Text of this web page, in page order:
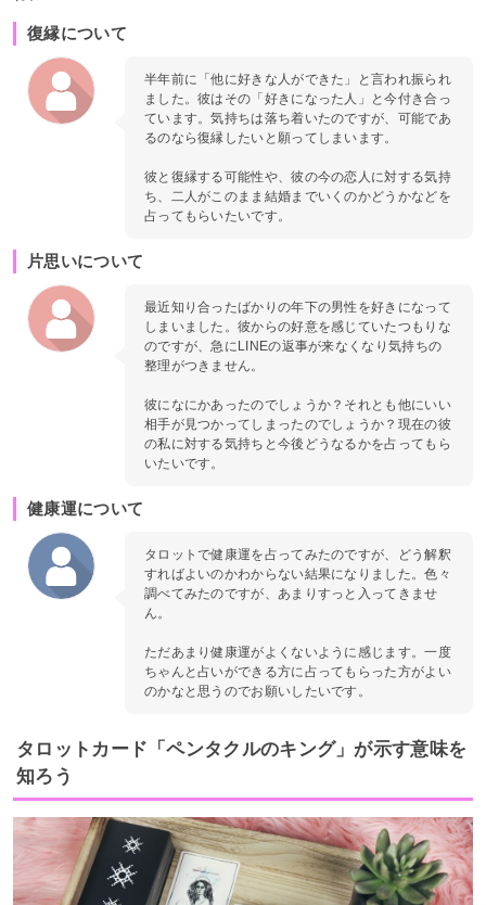
復縁について
半年前に「他に好きな人ができた」と言われ振られ
ました。彼はその「好きになった人」と今付き合っ
ています。気持ちは落ち着いたのですが、可能であ
るのなら復縁したいと願ってしまいます。
彼と復縁する可能性や、彼の今の恋人に対する気持
ち、二人がこのまま結婚までいくのかどうかなどを
占ってもらいたいです。
片思いについて
最近知り合ったばかりの年下の男性を好きになって
しまいました。彼からの好意を感じていたつもりな
のですが、急にLINEの返事が来なくなり気持ちの
整理がつきません。
彼になにかあったのでしょうか？それとも他にいい
相手が見つかってしまったのでしょうか？現在の彼
の私に対する気持ちと今後どうなるかを占ってもら
いたいです。
健康運について
タロットで健康運を占ってみたのですが、どう解釈
すればよいのかわからない結果になりました。色々
調べてみたのですが、あまりすっと入ってきませ
ん。
ただあまり健康運がよくないように感じます。一度
ちゃんと占いができる方に占ってもらった方がよい
のかなと思うのでお願いしたいです。
タロットカード「ペンタクルのキング」が示す意味を
知ろう